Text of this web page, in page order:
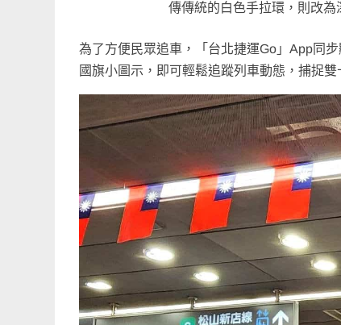
傳傳統的白色手拉環，則改為
為了方便民眾追車，「台北捷運Go」App同
國旗小圖示，即可輕鬆追蹤列車動態，捕捉雙